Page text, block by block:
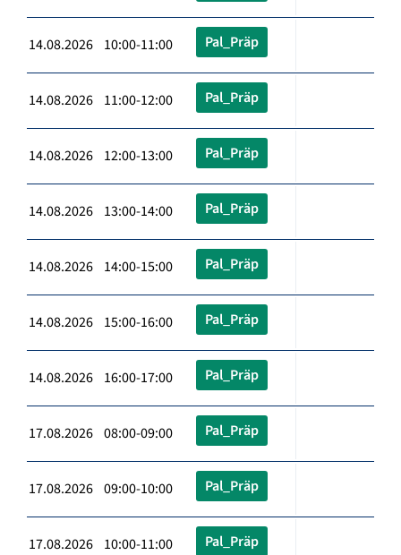
14.08.2026 10:00-11:00 Pal_Präp
14.08.2026 11:00-12:00 Pal_Präp
14.08.2026 12:00-13:00 Pal_Präp
14.08.2026 13:00-14:00 Pal_Präp
14.08.2026 14:00-15:00 Pal_Präp
14.08.2026 15:00-16:00 Pal_Präp
14.08.2026 16:00-17:00 Pal_Präp
17.08.2026 08:00-09:00 Pal_Präp
17.08.2026 09:00-10:00 Pal_Präp
17.08.2026 10:00-11:00 Pal_Präp